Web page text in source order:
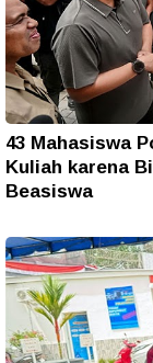
43 Mahasiswa
Kuliah karena
Beasiswa